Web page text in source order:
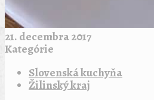
21. decembra 2017
Kategórie
Slovenská kuchyňa
Žilinský kraj